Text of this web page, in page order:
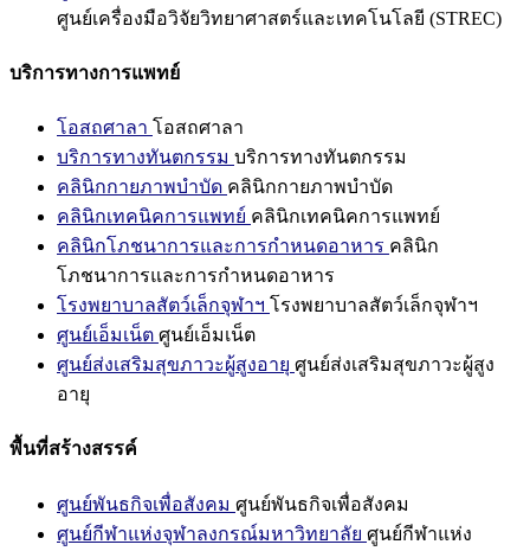
ศูนย์เครื่องมือวิจัยวิทยาศาสตร์และเทคโนโลยี (STREC)
บริการทางการแพทย์
โอสถศาลา โอสถศาลา
บริการทางทันตกรรม บริการทางทันตกรรม
คลินิกกายภาพบำบัด คลินิกกายภาพบำบัด
คลินิกเทคนิคการแพทย์ คลินิกเทคนิคการแพทย์
คลินิกโภชนาการและการกำหนดอาหาร คลินิก
โภชนาการและการกำหนดอาหาร
โรงพยาบาลสัตว์เล็กจุฬาฯ โรงพยาบาลสัตว์เล็กจุฬาฯ
ศูนย์เอ็มเน็ต ศูนย์เอ็มเน็ต
ศูนย์ส่งเสริมสุขภาวะผู้สูงอายุ ศูนย์ส่งเสริมสุขภาวะผู้สูง
อายุ
พื้นที่สร้างสรรค์
ศูนย์พันธกิจเพื่อสังคม ศูนย์พันธกิจเพื่อสังคม
ศูนย์กีฬาแห่งจุฬาลงกรณ์มหาวิทยาลัย ศูนย์กีฬาแห่ง